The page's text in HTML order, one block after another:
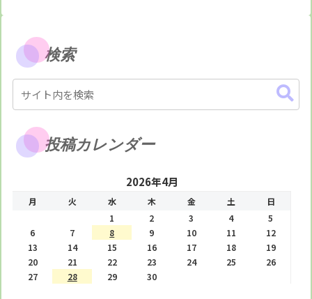
検索
投稿カレンダー
2026年4月
月 火 水 木 金 土
日
1
2 3 4
5
6
7 8 9 10 11
12
13
14 15 16 17 18
19
20
21 22 23 24 25
26
27
28 29 30